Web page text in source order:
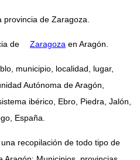
provincia de Zaragoza.
de Zaragoza en Aragón.
municipio, localidad, lugar,
Autónoma de Aragón,
ibérico, Ebro, Piedra, Jalón,
España.
recopilación de todo tipo de